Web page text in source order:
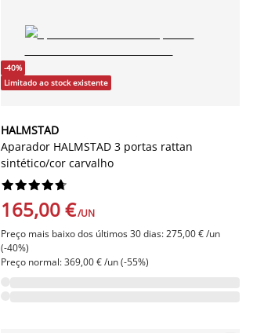
-40%
Limitado ao stock existente
HALMSTAD
Aparador HALMSTAD 3 portas rattan
sintético/cor carvalho






165,00 €/UN
Preço mais baixo dos últimos 30 dias: 275,00 € /un
(-40%)
Preço normal: 369,00 € /un (-55%)